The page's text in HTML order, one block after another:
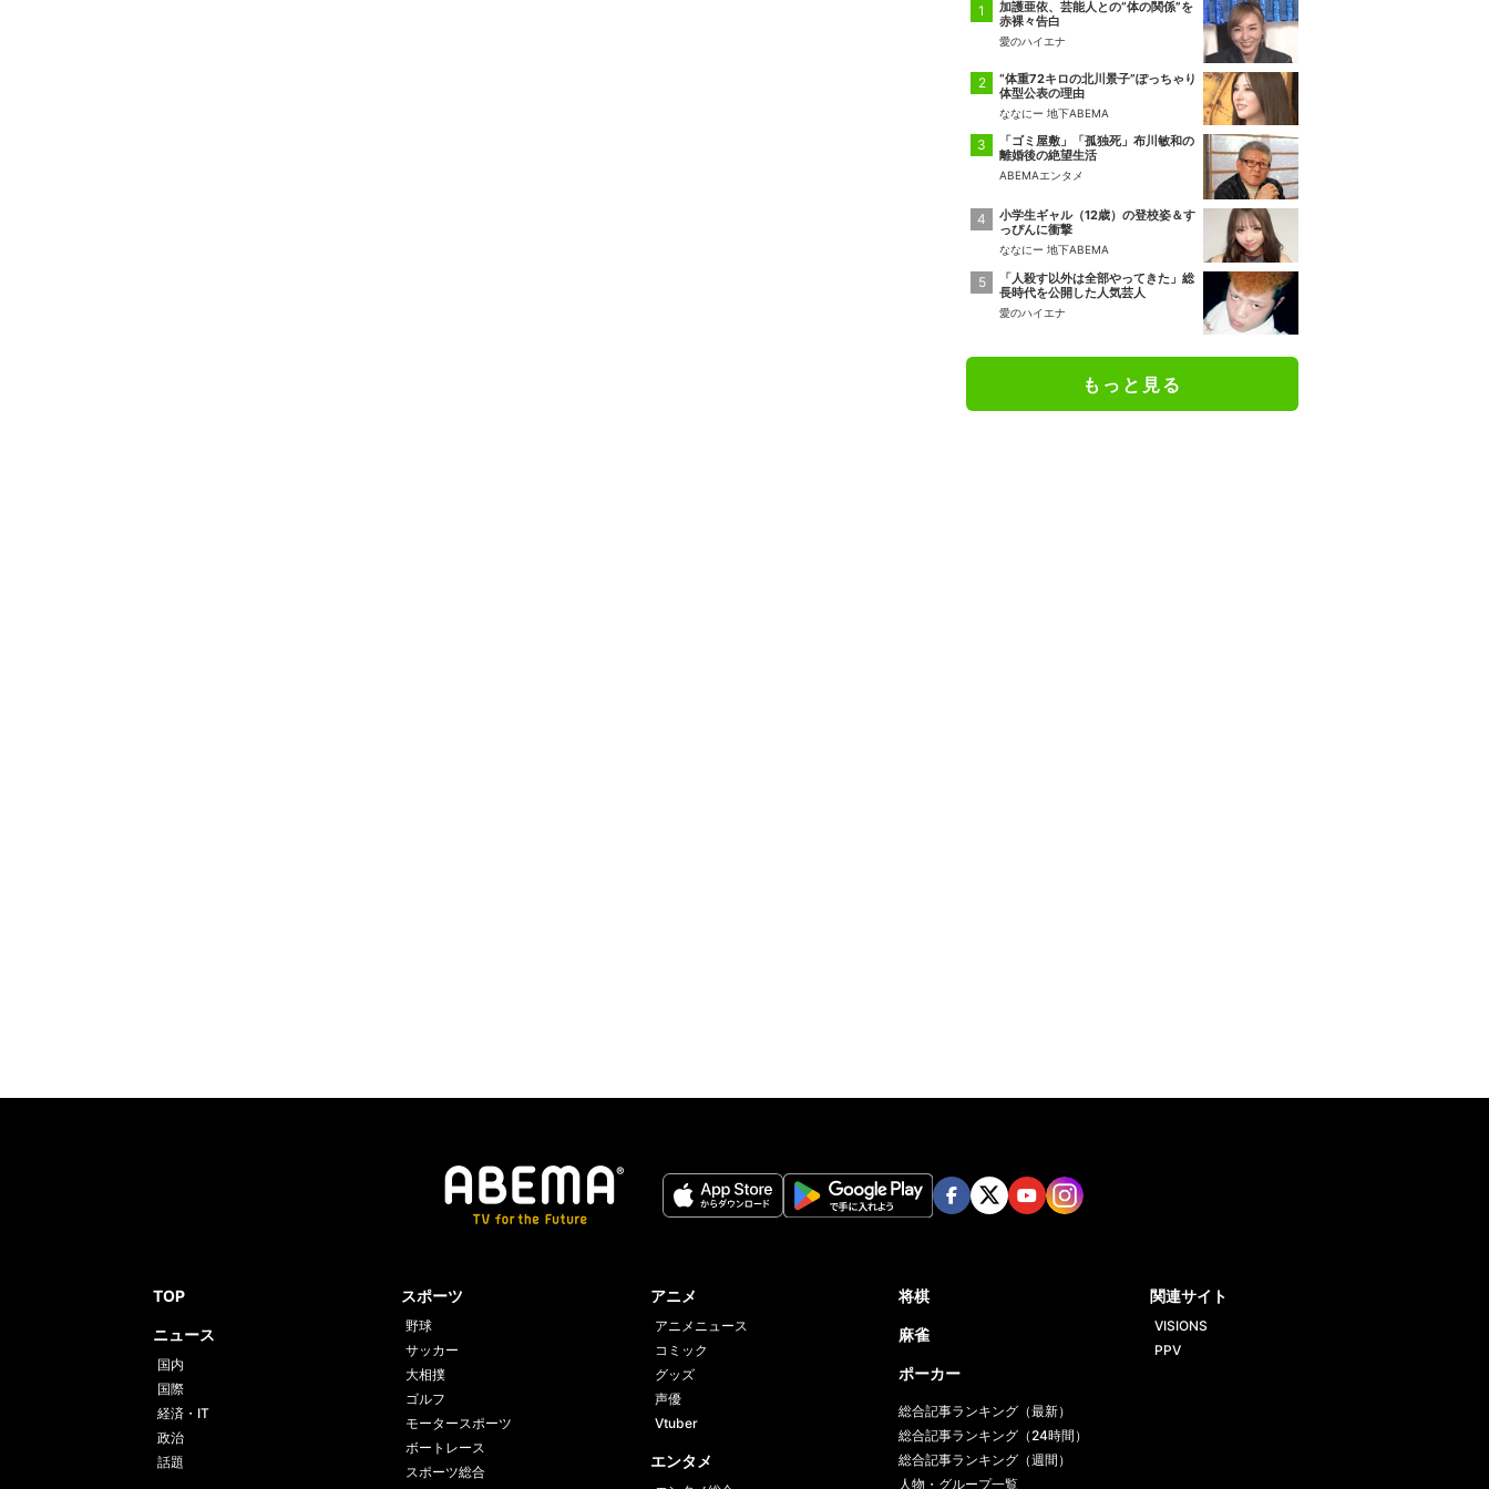
加護亜依、芸能人との“体の関係”を
赤裸々告白
愛のハイエナ
“体重72キロの北川景子”ぽっちゃり
体型公表の理由
ななにー 地下ABEMA
「ゴミ屋敷」「孤独死」布川敏和の
離婚後の絶望生活
ABEMAエンタメ
小学生ギャル（12歳）の登校姿＆す
っぴんに衝撃
ななにー 地下ABEMA
「人殺す以外は全部やってきた」総
長時代を公開した人気芸人
愛のハイエナ
もっと見る
TOP
ニュース
国内
国際
経済・IT
政治
話題
スポーツ
野球
サッカー
大相撲
ゴルフ
モータースポーツ
ボートレース
スポーツ総合
アニメ
アニメニュース
コミック
グッズ
声優
Vtuber
エンタメ
将棋
麻雀
ポーカー
総合記事ランキング（最新）
総合記事ランキング（24時間）
総合記事ランキング（週間）
人物・グループ一覧
関連サイト
VISIONS
PPV